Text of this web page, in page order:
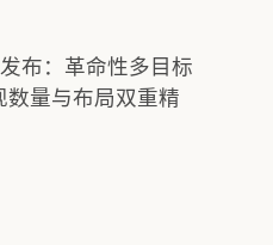
布：革命性多目标
数量与布局双重精